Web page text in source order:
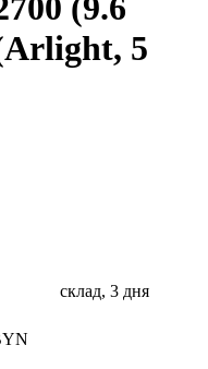
(9.6
5
склад, 3 дня